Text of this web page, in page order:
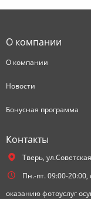
О компании
О компании
Новости
Бонусная программа
Контакты
Тверь,
Пн.-пт. 09:00-20:00,
оказанию фотоуслуг